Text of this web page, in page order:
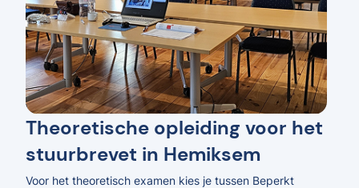
Theoretische opleiding voor het
stuurbrevet in Hemiksem
Voor het theoretisch examen kies je tussen Beperkt